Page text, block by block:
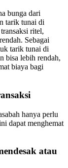
bunga dari
tarik tunai di
ritel,
Sebagai
tarik tunai di
bisa lebih rendah,
biaya bagi
hanya perlu
dapat menghemat
atau